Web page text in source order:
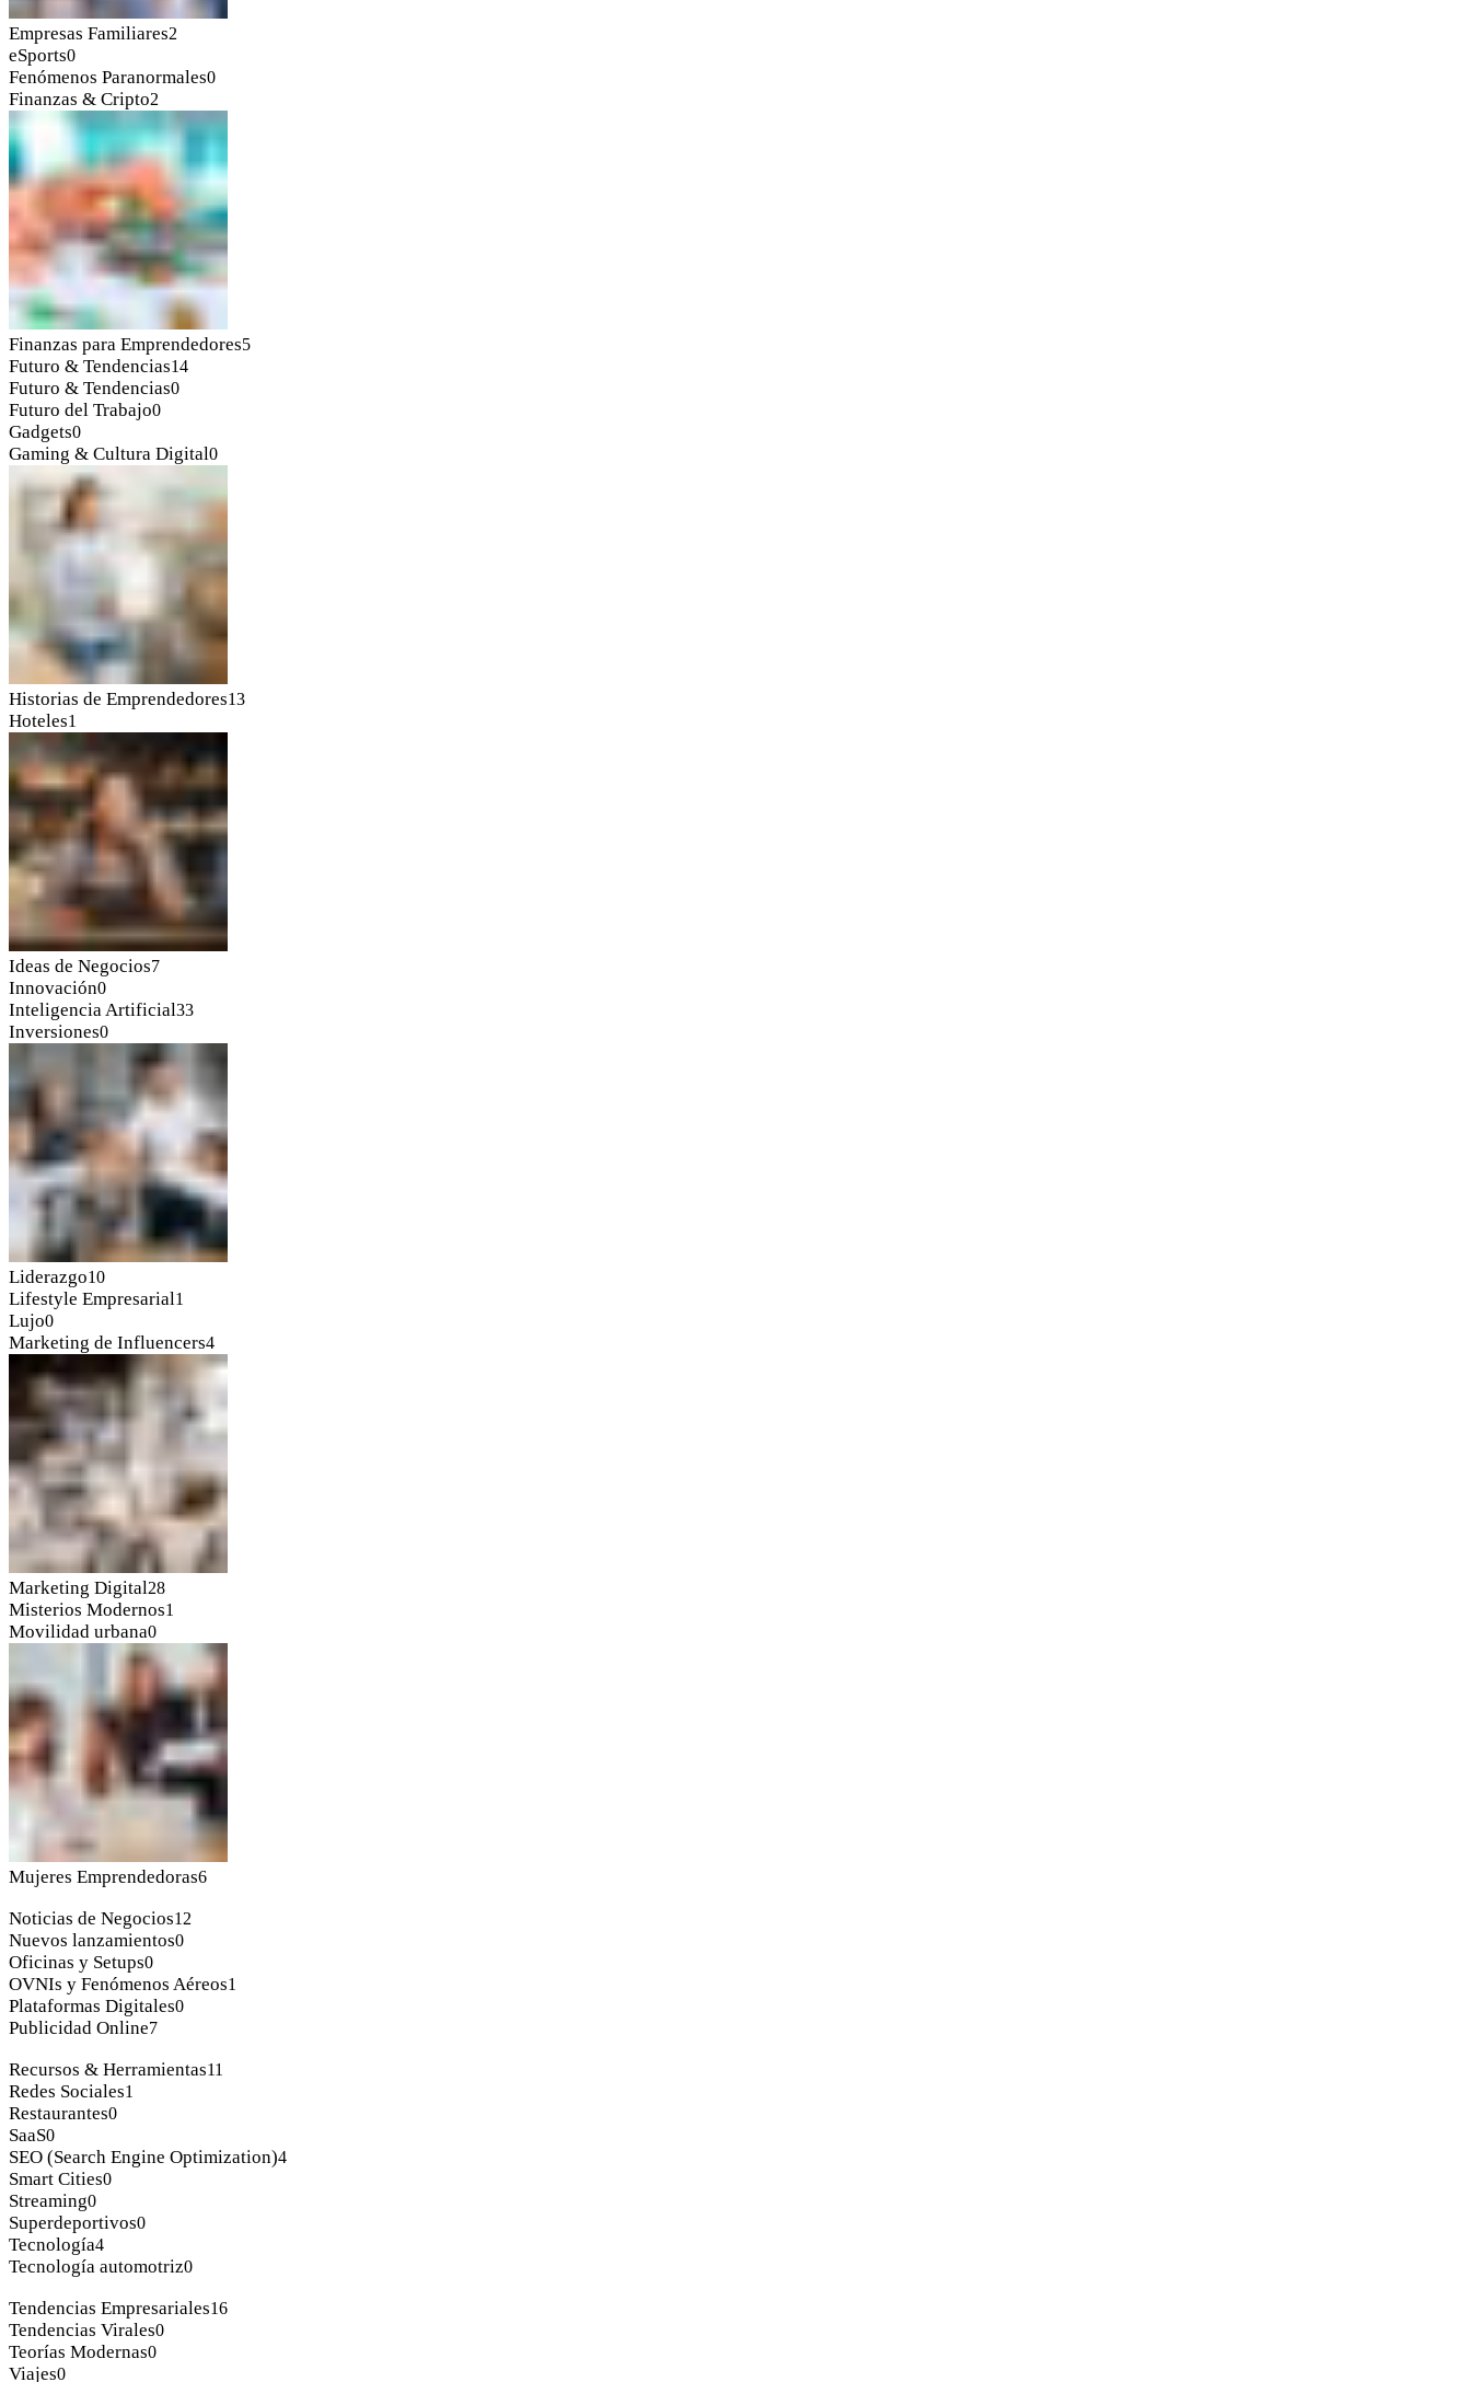
Empresas Familiares2
eSports0
Fenómenos Paranormales0
Finanzas & Cripto2
Finanzas para Emprendedores5
Futuro & Tendencias14
Futuro & Tendencias0
Futuro del Trabajo0
Gadgets0
Gaming & Cultura Digital0
Historias de Emprendedores13
Hoteles1
Ideas de Negocios7
Innovación0
Inteligencia Artificial33
Inversiones0
Liderazgo10
Lifestyle Empresarial1
Lujo0
Marketing de Influencers4
Marketing Digital28
Misterios Modernos1
Movilidad urbana0
Mujeres Emprendedoras6
Noticias de Negocios12
Nuevos lanzamientos0
Oficinas y Setups0
OVNIs y Fenómenos Aéreos1
Plataformas Digitales0
Publicidad Online7
Recursos & Herramientas11
Redes Sociales1
Restaurantes0
SaaS0
SEO (Search Engine Optimization)4
Smart Cities0
Streaming0
Superdeportivos0
Tecnología4
Tecnología automotriz0
Tendencias Empresariales16
Tendencias Virales0
Teorías Modernas0
Viajes0